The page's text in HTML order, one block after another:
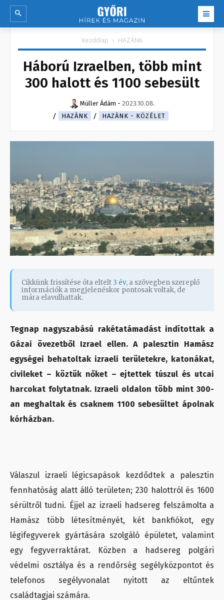
Kezdőlap HAZÁNK
Háború Izraelben, több mint
300 halott és 1100 sebesült
Müller Ádám - 2023.10.08.
HAZÁNK
HAZÁNK - KÖZÉLET
Cikkünk frissítése óta eltelt 3 év, a szövegben szereplő
információk a megjelenéskor pontosak voltak, de
mára elavulhattak.
Tegnap nagyszabású rakétatámadást indítottak a
Gázai övezetből Izrael ellen. A palesztin Hamász
egységei behatoltak izraeli területekre, katonákat,
civileket – köztük nőket – ejtettek túszul és utcai
harcokat folytatnak. Izraeli oldalon több mint 300-
an meghaltak és csaknem 1100 sebesültet ápolnak
kórházban.
Válaszul izraeli légicsapások kezdődtek a palesztin
fennhatóság alatt álló területen; 230 halottról és 1600
sérültről tudni. Éjjel az izraeli hadsereg felszámolta a
Hamász több létesítményét, két bankfiókot, egy
légifegyverek gyártására szolgáló épületet, valamint
egy fegyverraktárat. Közben a hadsereg polgári
védelmi osztálya és a rendőrség segélyközpontot és
telefonos segélyvonalat nyitott az eltűntek
családtagjai számára.